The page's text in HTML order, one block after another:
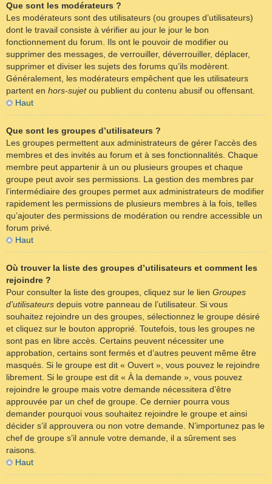
Que sont les modérateurs ?
Les modérateurs sont des utilisateurs (ou groupes d’utilisateurs)
dont le travail consiste à vérifier au jour le jour le bon
fonctionnement du forum. Ils ont le pouvoir de modifier ou
supprimer des messages, de verrouiller, déverrouiller, déplacer,
supprimer et diviser les sujets des forums qu’ils modèrent.
Généralement, les modérateurs empêchent que les utilisateurs
partent en hors-sujetou publient du contenu abusif ou offensant.
Haut
Que sont les groupes d’utilisateurs ?
Les groupes permettent aux administrateurs de gérer l’accès des
membres et des invités au forum et à ses fonctionnalités. Chaque
membre peut appartenir à un ou plusieurs groupes et chaque
groupe peut avoir ses permissions. La gestion des membres par
l’intermédiaire des groupes permet aux administrateurs de modifier
rapidement les permissions de plusieurs membres à la fois, telles
qu’ajouter des permissions de modération ou rendre accessible un
forum privé.
Haut
Où trouver la liste des groupes d’utilisateurs et comment les
rejoindre ?
Pour consulter la liste des groupes, cliquez sur le lien Groupes
d’utilisateurs depuis votre panneau de l’utilisateur. Si vous
souhaitez rejoindre un des groupes, sélectionnez le groupe désiré
et cliquez sur le bouton approprié. Toutefois, tous les groupes ne
sont pas en libre accès. Certains peuvent nécessiter une
approbation, certains sont fermés et d’autres peuvent même être
masqués. Si le groupe est dit « Ouvert », vous pouvez le rejoindre
librement. Si le groupe est dit « À la demande », vous pouvez
rejoindre le groupe mais votre demande nécessitera d’être
approuvée par un chef de groupe. Ce dernier pourra vous
demander pourquoi vous souhaitez rejoindre le groupe et ainsi
décider s’il approuvera ou non votre demande. N’importunez pas le
chef de groupe s’il annule votre demande, il a sûrement ses
raisons.
Haut